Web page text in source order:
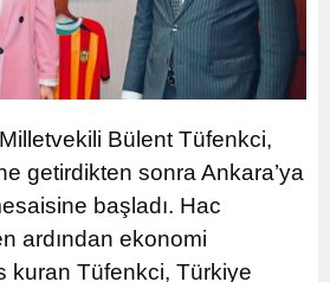
Bülent Tüfenkci,
getirdikten sonra Ankara’ya
başladı. Hac
ardından ekonomi
kuran Tüfenkci, Türkiye